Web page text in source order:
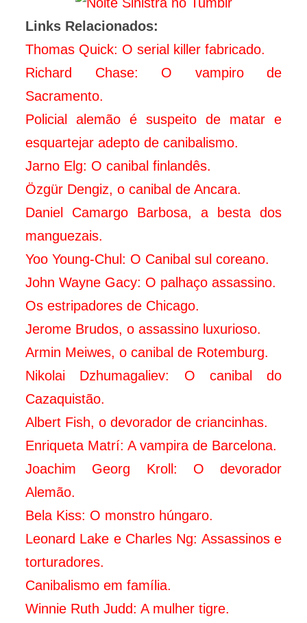
Links Relacionados:
Thomas Quick: O serial killer fabricado.
Richard Chase: O vampiro de
Sacramento.
Policial alemão é suspeito de matar e
esquartejar adepto de canibalismo.
Jarno Elg: O canibal finlandês.
Özgür Dengiz, o canibal de Ancara.
Daniel Camargo Barbosa, a besta dos
manguezais.
Yoo Young-Chul: O Canibal sul coreano.
John Wayne Gacy: O palhaço assassino.
Os estripadores de Chicago.
Jerome Brudos, o assassino luxurioso.
Armin Meiwes, o canibal de Rotemburg.
Nikolai Dzhumagaliev: O canibal do
Cazaquistão.
Albert Fish, o devorador de criancinhas.
Enriqueta Matrí: A vampira de Barcelona.
Joachim Georg Kroll: O devorador
Alemão.
Bela Kiss: O monstro húngaro.
Leonard Lake e Charles Ng: Assassinos e
torturadores.
Canibalismo em família.
Winnie Ruth Judd: A mulher tigre.